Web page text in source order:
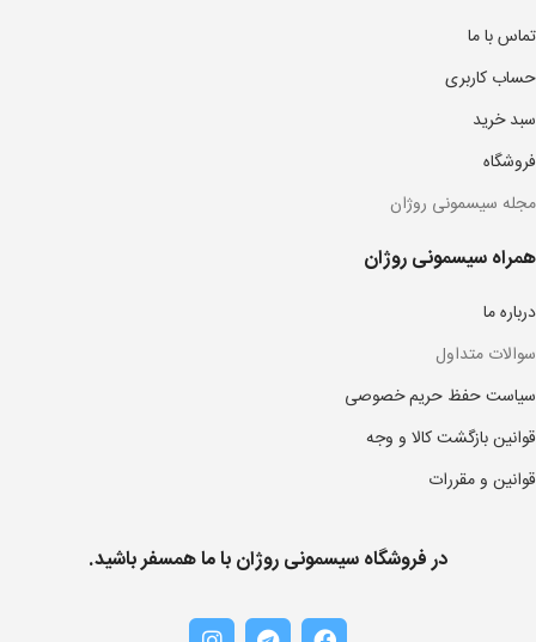
تماس با ما
حساب کاربری
سبد خرید
فروشگاه
مجله سیسمونی روژان
همراه سیسمونی روژان
درباره ما
سوالات متداول
سیاست حفظ حریم خصوصی
قوانین بازگشت کالا و وجه
قوانین و مقررات
در فروشگاه سیسمونی روژان با ما همسفر باشید.